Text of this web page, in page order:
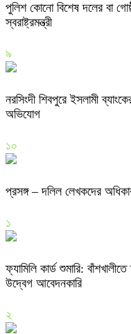
পুলিশ কোনো বিশেষ দলের বা
স্বরাষ্ট্রমন্ত্রী
৯
নরসিংদী শিবপুরে ইসলামী
অভিযোগ
১০
প্রসঙ্গ – দলিল লেখকদের
১
ফ্যামিলি কার্ড শুমারি:
উদ্বেগ আবেদনকারি
২